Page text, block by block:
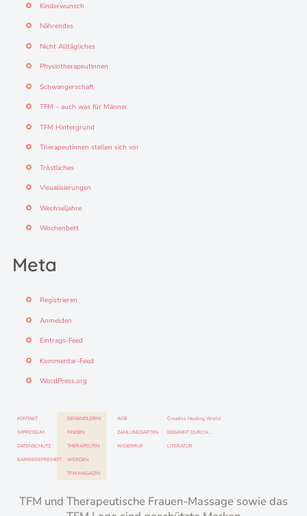
Kinderwunsch
Nährendes
Nicht Alltägliches
Physiotherapeutinnen
Schwangerschaft
TFM – auch was für Männer
TFM Hintergrund
Therapeutinnen stellen sich vor
Tröstliches
Visualisierungen
Wechseljahre
Wochenbett
Meta
Registrieren
Anmelden
Eintrags-Feed
Kommentar-Feed
WordPress.org
KONTAKT
IMPRESSUM
DATENSCHUTZ
BARRIEREFREIHEIT
BEHANDLERIN
FINDEN
THERAPEUTIN
WERDEN
TFM MAGAZIN
Creative Healing World
BEKANNT DURCH…
LITERATUR
AGB
ZAHLUNGSARTEN
WIDERRUF
TFM und Therapeutische Frauen-Massage sowie das